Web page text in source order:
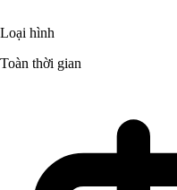
Loại hình
Toàn thời gian